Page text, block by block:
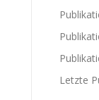
Letzte